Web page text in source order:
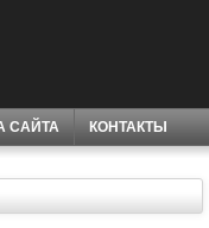
САЙТА КОНТАКТЫ